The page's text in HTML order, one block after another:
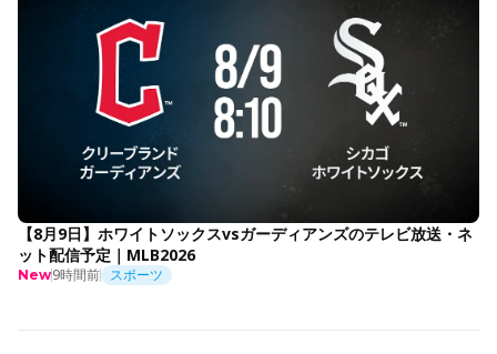
【8月9日】ホワイトソックスvsガーディアンズのテレビ放送・ネ
ット配信予定｜MLB2026
New9時間前 スポーツ